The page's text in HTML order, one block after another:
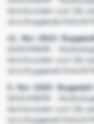
Vannkunsten syd (DL-
/pro/byggesak/Oslo/
12. Nov 2025:
2025/09099 -
Vannkunsten syd (DL-
/pro/byggesak/Oslo/
5. Nov 2025:
2025/09099 -
Vannkunsten syd (DL-
/pro/byggesak/Oslo/